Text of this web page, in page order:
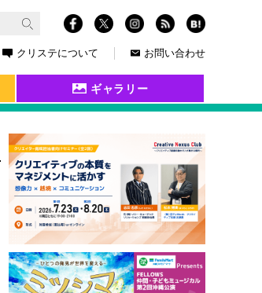
クリステについて お問い合わせ
ギャラリー